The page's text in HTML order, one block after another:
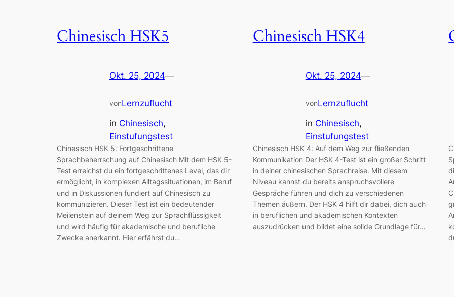
Chinesisch HSK5
Okt. 25, 2024—
vonLernzuflucht
in Chinesisch
Einstufungstest
Chinesisch HSK 5: Fortgeschrittene
Sprachbeherrschung auf Chinesisch Mit dem HSK 5-
Test erreichst du ein fortgeschrittenes Level, das dir
ermöglicht, in komplexen Alltagssituationen, im Beruf
und in Diskussionen fundiert auf Chinesisch zu
kommunizieren. Dieser Test ist ein bedeutender
Meilenstein auf deinem Weg zur Sprachflüssigkeit
und wird häufig für akademische und berufliche
Zwecke anerkannt. Hier erfährst du…
Chinesisch HSK4
Okt. 25, 2024—
vonLernzuflucht
in Chinesisch
Einstufungstest
Chinesisch HSK 4: Auf dem Weg zur fließenden
Kommunikation Der HSK 4-Test ist ein großer Schritt
in deiner chinesischen Sprachreise. Mit diesem
Niveau kannst du bereits anspruchsvollere
Gespräche führen und dich zu verschiedenen
Themen äußern. Der HSK 4 hilft dir dabei, dich auch
in beruflichen und akademischen Kontexten
auszudrücken und bildet eine solide Grundlage für…